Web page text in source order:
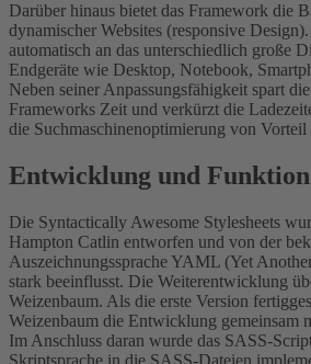
Darüber hinaus bietet das Framework die
dynamischer Websites (responsive
automatisch an das unterschiedlich große
Endgeräte wie Desktop, Notebook,
Neben seiner Anpassungsfähigkeit spart
Frameworks Zeit und verkürzt die
die Suchmaschinenoptimierung von Vorteil
Entwicklung und Funktion
Die Syntactically Awesome Stylesheets
Hampton Catlin entworfen und von der
Auszeichnungssprache YAML (Yet
stark beeinflusst. Die Weiterentwicklung
Weizenbaum. Als die erste Version
Weizenbaum die Entwicklung gemeinsam
Im Anschluss daran wurde das SASS-
Skriptsprache in die SASS-Dateien